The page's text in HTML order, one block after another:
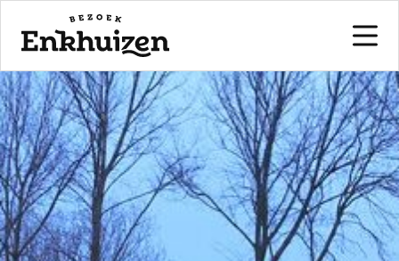
naar de inhoud